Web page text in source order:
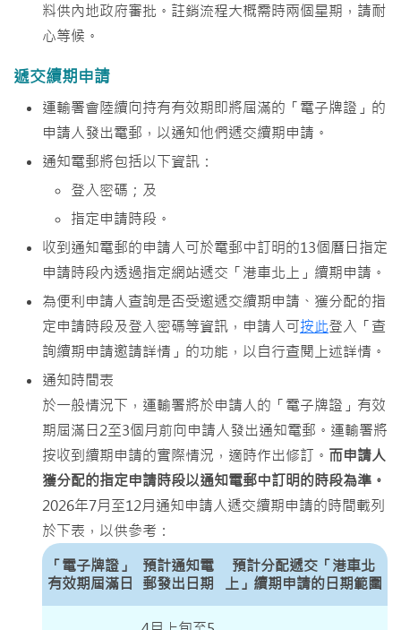
料供內地政府審批。註銷流程大概需時兩個星期，請耐
心等候。
遞交續期申請
運輸署會陸續向持有有效期即將屆滿的「電子牌證」的
申請人發出電郵，以通知他們遞交續期申請。
通知電郵將包括以下資訊：
登入密碼；及
指定申請時段。
收到通知電郵的申請人可於電郵中訂明的13個曆日指定
申請時段內透過指定網站遞交「港車北上」續期申請。
為便利申請人查詢是否受邀遞交續期申請、獲分配的指
定申請時段及登入密碼等資訊，申請人可按此登入「查
詢續期申請邀請詳情」的功能，以自行查閱上述詳情。
通知時間表
於一般情況下，運輸署將於申請人的「電子牌證」有效
期屆滿日2至3個月前向申請人發出通知電郵。運輸署將
按收到續期申請的實際情況，適時作出修訂。 而申請人
獲分配的指定申請時段以通知電郵中訂明的時段為準。
2026年7月至12月通知申請人遞交續期申請的時間載列
於下表，以供參考：
「電子牌證」
有效期屆滿日
預計通知電
郵發出日期
預計分配遞交「港車北
上」續期申請的日期範圍